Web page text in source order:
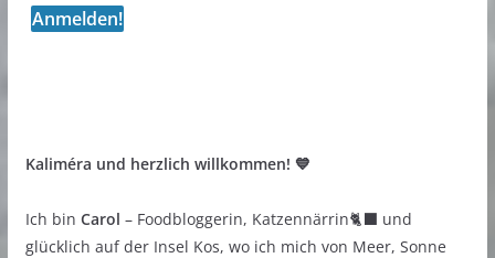
Kaliméra und herzlich willkommen! 💙
Ich bin Carol – Foodbloggerin, Katzennärrin🐈‍⬛ und
glücklich auf der Insel Kos, wo ich mich von Meer, Sonne